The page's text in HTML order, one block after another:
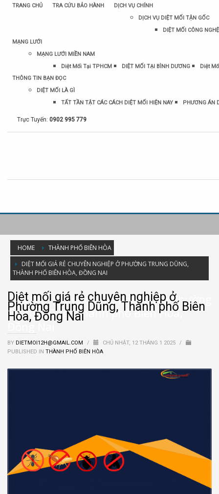
TRANG CHỦ TRA CỨU BẢO HÀNH
DỊCH VỤ CHÍNH
DỊCH VỤ DIỆT MỐI TẬN GỐC
DIỆT MỐI CÔNG
MẠNG LƯỚI
MẠNG LƯỚI MIỀN NAM
Diệt Mối Tại TPHCM
DIỆT MỐI TẠI BÌNH DƯƠNG
Diệt
THÔNG TIN BẠN ĐỌC
DIỆT MỐI LÀ GÌ
TẤT TẦN TẬT CÁC CÁCH DIỆT MỐI HIỆN NAY
PHƯƠNG ÁN
Trực Tuyến: 0902 995 779
HOME
THÀNH PHỐ BIÊN HÒA
DIỆT MỐI GIÁ RẺ CHUYÊN NGHIỆP Ở PHƯỜNG TRUNG DŨNG,
THÀNH PHỐ BIÊN HÒA, ĐỒNG NAI
Diệt mối giá rẻ chuyên nghiệp ở Phường
Trung Dũng, Thành phố Biên Hòa,
Đồng Nai
Diệt mối giá rẻ chuyên nghiệp ở
Phường Trung Dũng, Thành phố Biên
Hòa, Đồng Nai
BY DIETMOI12H@GMAIL.COM / CHỦ NHẬT, 12 THÁNG 1 2025
/
PUBLISHED IN THÀNH PHỐ BIÊN HÒA